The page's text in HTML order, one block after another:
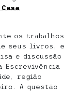
os trabalhos
seus livros, e
e discussão
Escrevivência
região
A questão